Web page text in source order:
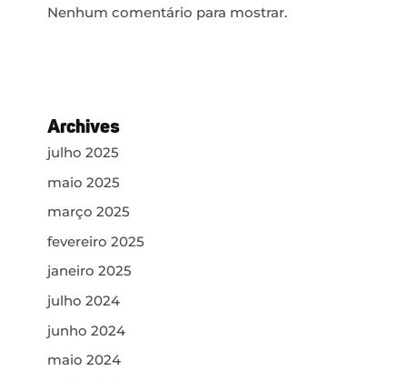
Nenhum comentário para mostrar.
Archives
julho 2025
maio 2025
março 2025
fevereiro 2025
janeiro 2025
julho 2024
junho 2024
maio 2024